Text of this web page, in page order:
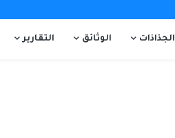
الجذاذات الوثائق التقارير